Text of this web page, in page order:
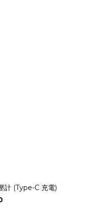
計 (Type-C 充電)